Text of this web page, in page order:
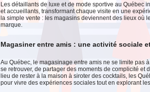
Les détaillants de luxe et de mode sportive au Québec
et accueillants, transformant chaque visite en une
la simple vente : les magasins deviennent des lieux où
marque.
Magasiner entre amis : une activité sociale
Au Québec, le magasinage entre amis ne se limite pas
se retrouver, de partager des moments de complicité et
lieu de rester à la maison à siroter des cocktails, les
pour vivre des expériences sociales tout en explorant